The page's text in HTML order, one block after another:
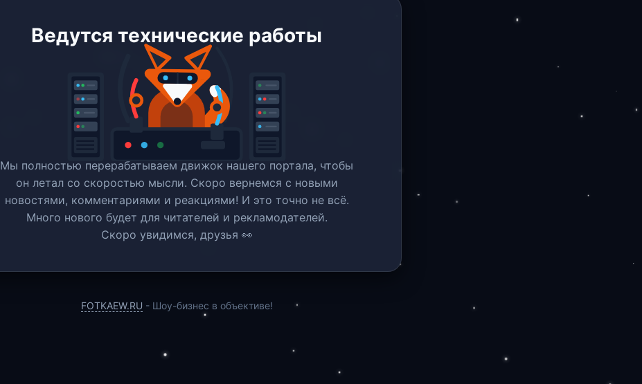
Ведутся технические работы
Мы полностью перерабатываем движок нашего портала, чтобы
он летал со скоростью мысли. Скоро вернемся c новыми
новостями, комментариями и реакциями! И это точно не всё.
Много нового будет для читателей и рекламодателей.
Скоро увидимся, друзья 👀
FOTKAEW.RU - Шоу-бизнес в объективе!